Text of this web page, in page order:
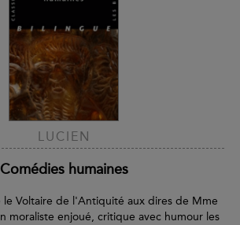
LUCIEN
Comédies humaines
le Voltaire de l'Antiquité aux dires de Mme
moraliste enjoué, critique avec humour les